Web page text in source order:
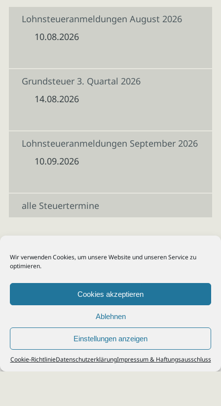
Wir verwenden Cookies, um unsere Website und unseren Service zu
optimieren.
Cookies akzeptieren
Ablehnen
Einstellungen anzeigen
Cookie-RichtlinieDatenschutzerklärungImpressum & Haftungsausschluss
Lohnsteueranmeldungen August 2026
10.08.2026
Grundsteuer 3. Quartal 2026
14.08.2026
Lohnsteueranmeldungen September 2026
10.09.2026
alle Steuertermine
© 2026Steuerberater Kempf, Köln - Steuerberatung Poll, Porz, Deutz, Mülheim,